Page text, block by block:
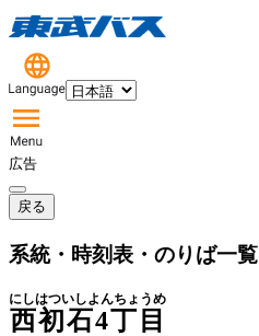
広告
戻る
系統・時刻表・のりば一覧
西初石4丁目
にしはついしよんちょうめ